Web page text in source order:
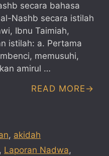
secara bahasa
Nashb secara istilah
Ibnu Taimiah,
istilah: a. Pertama
memusuhi,
amirul …
READ MORE
, akidah
, Laporan Nadwa,